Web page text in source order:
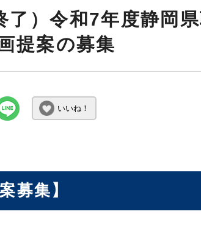
了）令和7年度静岡
提案の募集
いいね！
募集】